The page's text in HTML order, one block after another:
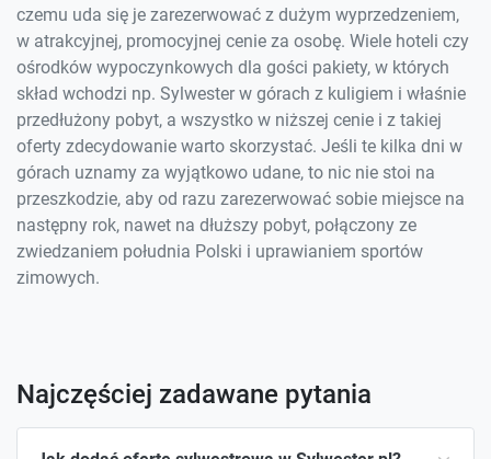
czemu uda się je zarezerwować z dużym wyprzedzeniem,
w atrakcyjnej, promocyjnej cenie za osobę. Wiele hoteli czy
ośrodków wypoczynkowych dla gości pakiety, w których
skład wchodzi np. Sylwester w górach z kuligiem i właśnie
przedłużony pobyt, a wszystko w niższej cenie i z takiej
oferty zdecydowanie warto skorzystać. Jeśli te kilka dni w
górach uznamy za wyjątkowo udane, to nic nie stoi na
przeszkodzie, aby od razu zarezerwować sobie miejsce na
następny rok, nawet na dłuższy pobyt, połączony ze
zwiedzaniem południa Polski i uprawianiem sportów
zimowych.
Najczęściej zadawane pytania